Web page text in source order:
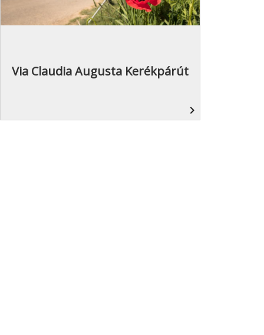
Via Claudia Augusta Kerékpárút
navigate_next